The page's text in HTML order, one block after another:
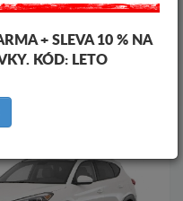
vozidel
+ SLEVA 10 % NA
KÓD: LETO